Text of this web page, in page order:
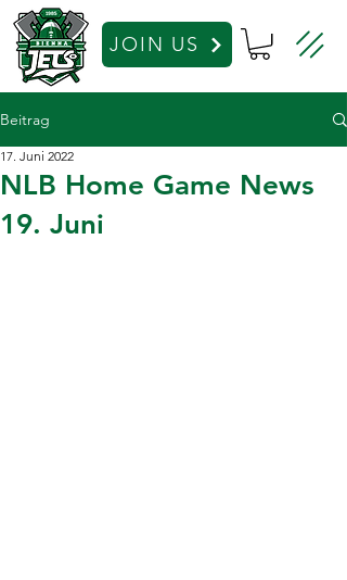
JOIN US
Beitrag
NLB Home Game News
19. Juni
17. Juni 2022